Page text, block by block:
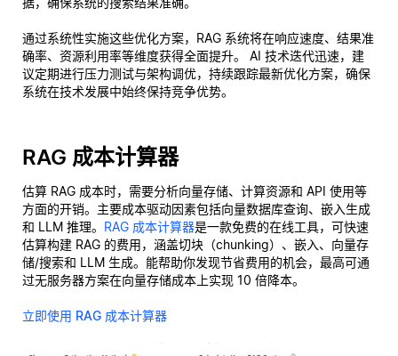
通过系统性实施这些优化方案，RAG 系统将在响应速度、结果准
确率、资源利用率等维度获得全面提升。 AI 技术迭代迅速，建
议定期进行压力测试与架构调优，持续跟踪最新优化方案，确保
系统在技术发展中始终保持竞争优势。
RAG 成本计算器
估算 RAG 成本时，需要分析向量存储、计算资源和 API 使用等
方面的开销。主要成本驱动因素包括向量数据库查询、嵌入生成
和 LLM 推理。 RAG 成本计算器是一款免费的在线工具，可快速
估算构建 RAG 的费用，涵盖切块（chunking）、嵌入、向量存
储/搜索和 LLM 生成。能帮助你发现节省费用的机会，最高可通
过无服务器方案在向量存储成本上实现 10 倍降本。
立即使用 RAG 成本计算器